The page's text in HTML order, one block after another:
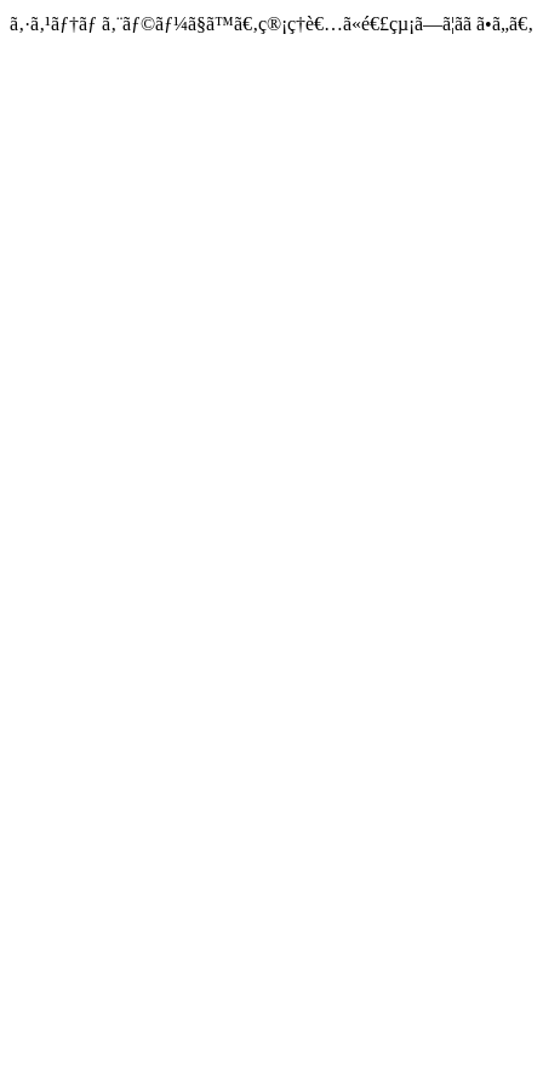
ã‚·ã‚¹ãƒ†ãƒ ã‚¨ãƒ©ãƒ¼ã§ã™ã€‚ç®¡ç†è€…ã«é€£çµ¡ã—ã¦ãã ã•ã„ã€‚